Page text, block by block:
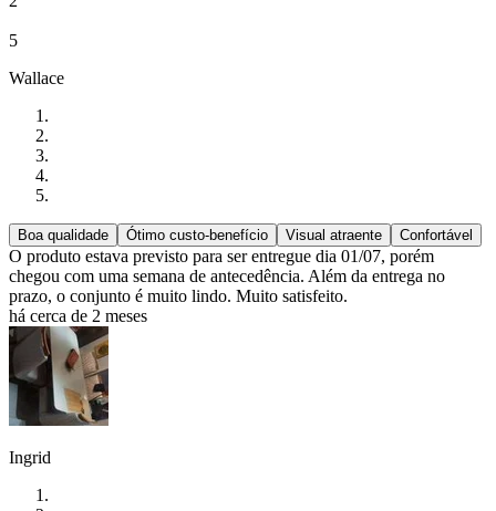
5
Wallace
Boa qualidade Ótimo custo-benefício Visual atraente Confortável
O produto estava previsto para ser entregue dia 01/07, porém
chegou com uma semana de antecedência. Além da entrega no
prazo, o conjunto é muito lindo. Muito satisfeito.
há cerca de 2 meses
Ingrid